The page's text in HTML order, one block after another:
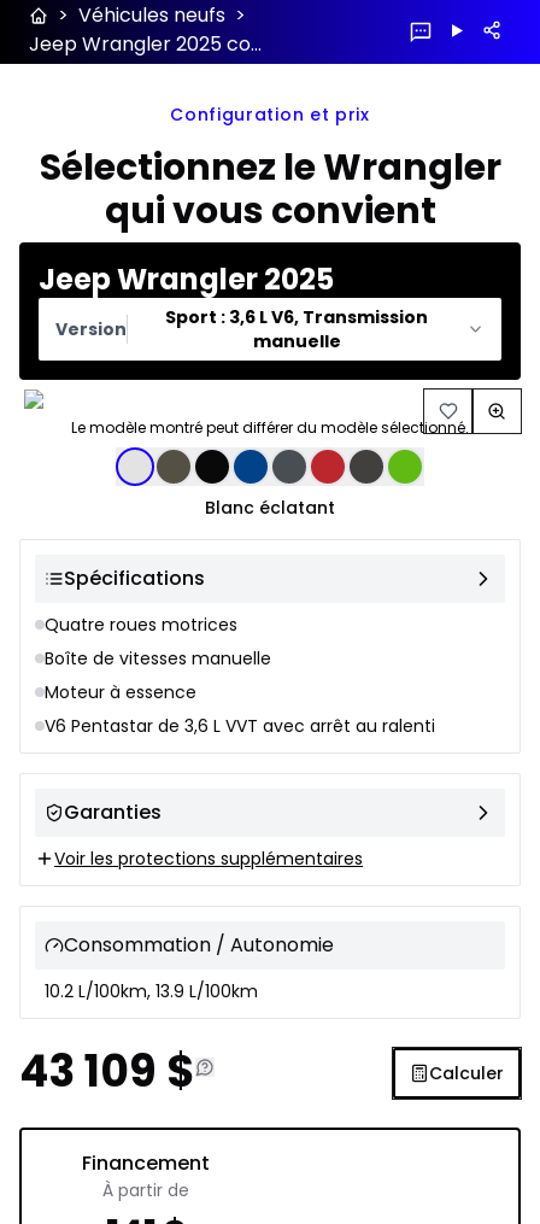
> Véhicules neufs >
Jeep Wrangler 2025 configuration et prix
Configuration et prix
Sélectionnez le Wrangler
qui vous convient
Jeep Wrangler 2025
Version
Sport : 3,6 L V6, Transmission
manuelle
Le modèle montré peut différer du modèle sélectionné.
Sélection de couleur
Blanc éclatant
Spécifications
Quatre roues motrices
Boîte de vitesses manuelle
Moteur à essence
V6 Pentastar de 3,6 L VVT avec arrêt au ralenti
Garanties
Voir les protections supplémentaires
Consommation / Autonomie
10.2 L/100km, 13.9 L/100km
43 109 $ Calculer
Financement
À partir de